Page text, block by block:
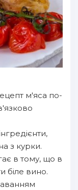
м'яса по-
з курки.
в тому, що в
біле вино.